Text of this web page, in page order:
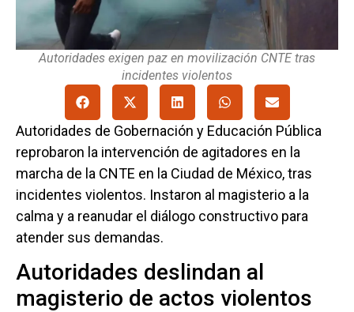
Autoridades exigen paz en movilización CNTE tras
incidentes violentos
Autoridades de Gobernación y Educación Pública
reprobaron la intervención de agitadores en la
marcha de la CNTE en la Ciudad de México, tras
incidentes violentos. Instaron al magisterio a la
calma y a reanudar el diálogo constructivo para
atender sus demandas.
Autoridades deslindan al
magisterio de actos violentos